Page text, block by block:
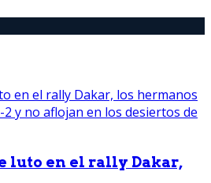
luto en el rally Dakar,